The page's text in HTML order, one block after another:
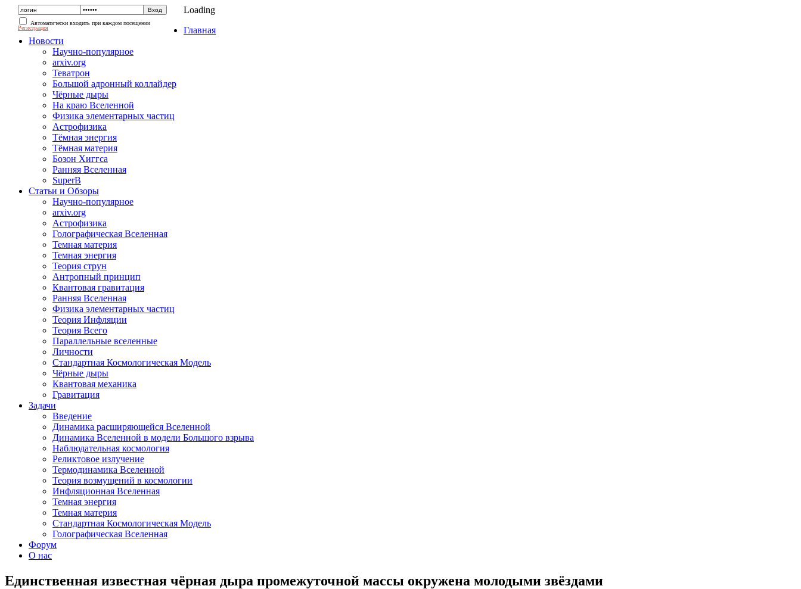
Автоматически входить при каждом посещении
Регистрация
Loading
Главная
Новости
Научно-популярное
arxiv.org
Теватрон
Большой адронный коллайдер
Чёрные дыры
На краю Вселенной
Физика элементарных частиц
Астрофизика
Тёмная энергия
Тёмная материя
Бозон Хиггса
Ранняя Вселенная
SuperB
Статьи и Обзоры
Научно-популярное
arxiv.org
Астрофизика
Голографическая Вселенная
Темная материя
Темная энергия
Теория струн
Антропный принцип
Квантовая гравитация
Ранняя Вселенная
Физика элементарных частиц
Теория Инфляции
Теория Всего
Параллельные вселенные
Личности
Стандартная Космологическая Модель
Чёрные дыры
Квантовая механика
Гравитация
Задачи
Введение
Динамика расширяющейся Вселенной
Динамика Вселенной в модели Большого взрыва
Наблюдательная космология
Реликтовое излучение
Термодинамика Вселенной
Теория возмущений в космологии
Инфляционная Вселенная
Темная энергия
Темная материя
Стандартная Космологическая Модель
Голографическая Вселенная
Форум
О нас
Единственная известная чёрная дыра промежуточной массы окружена молодыми звёздами